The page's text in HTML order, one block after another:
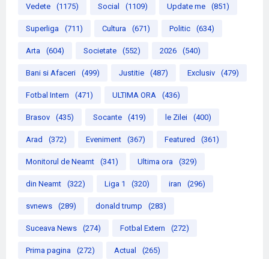
Vedete (1175) Social (1109) Update me (851)
Superliga (711) Cultura (671) Politic (634)
Arta (604) Societate (552) 2026 (540)
Bani si Afaceri (499) Justitie (487) Exclusiv (479)
Fotbal Intern (471) ULTIMA ORA (436)
Brasov (435) Socante (419) le Zilei (400)
Arad (372) Eveniment (367) Featured (361)
Monitorul de Neamt (341) Ultima ora (329)
din Neamt (322) Liga 1 (320) iran (296)
svnews (289) donald trump (283)
Suceava News (274) Fotbal Extern (272)
Prima pagina (272) Actual (265)